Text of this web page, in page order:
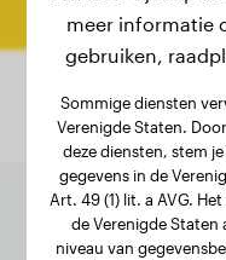
meer informatie
gebruiken,
Sommige diensten
Verenigde Staten.
deze diensten, stem
gegevens in de
Art. 49 (1) lit. a AVG.
de Verenigde Staten
niveau van